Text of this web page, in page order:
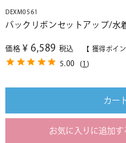
DEXM0561
バックリボンセットアップ/水
価格 ¥ 6,589 税込 【 獲得ポイン
5.00 (1 )
カー
お気に入りに追加す